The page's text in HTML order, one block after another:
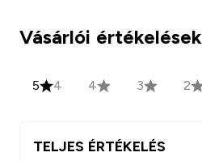
Vásárlói értékelések
5 4 4 3 2
TELJES ÉRTÉKELÉS